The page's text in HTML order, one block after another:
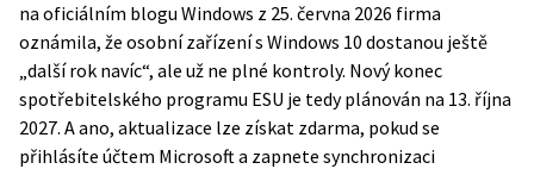
na oficiálním blogu Windows z 25. června 2026 firma
oznámila, že osobní zařízení s Windows 10 dostanou ještě
„další rok navíc“, ale už ne plné kontroly. Nový konec
spotřebitelského programu ESU je tedy plánován na 13. října
2027. A ano, aktualizace lze získat zdarma, pokud se
přihlásíte účtem Microsoft a zapnete synchronizaci